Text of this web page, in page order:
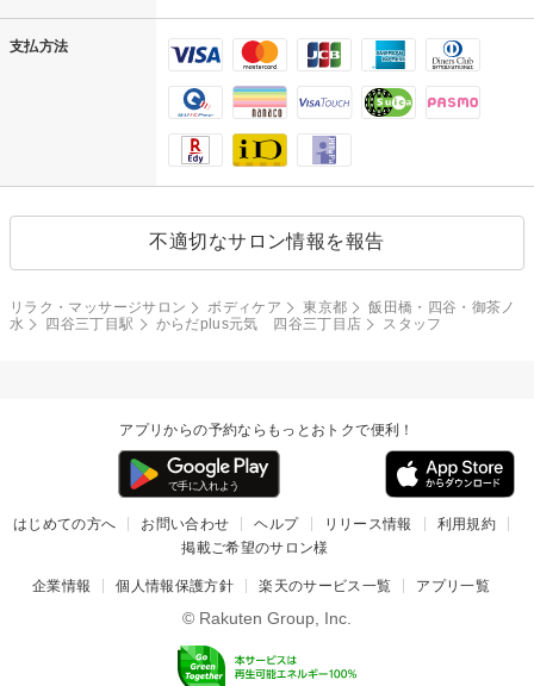
支払方法
不適切なサロン情報を報告
リラク・マッサージサロン ボディケア 東京都
飯田橋・四谷・御茶ノ
水
四谷三丁目駅 からだplus元気 四谷三丁目店 スタッフ
アプリからの予約ならもっとおトクで便利！
はじめての方へ お問い合わせ ヘルプ リリース情報
利用規約
掲載ご希望のサロン様
企業情報 個人情報保護方針 楽天のサービス一覧 アプリ一覧
© Rakuten Group, Inc.